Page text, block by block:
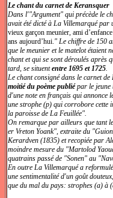
Le chant du carnet de Keransquer
Dans l'"Argument" qui précède le
avait été dicté à La Villemarqué par
vieux garçon meunier, ami
ans aujourd’hui. " Le chiffre de 150
que le meunier et le matelot étaient
chant et qui se sont déroulés après
tard, se situententre 1695 et 1725
Le chant consigné dans le carnet
moitié du poème publiépar le jeune
d'une note en français qui
une strophe (p) qui corrobore cette
la paroisse de La Feuillée".
On remarque par ailleurs que tant
er Vreton Yoank", extraite du
Kerardven (1835) et recopiée par
moindre mesure du "Martolod
quatrains passé de "Sonen" au
En outre La Villemarqué a
une sentimentalité d'un goût
que du mal du pays: strophes (a) à